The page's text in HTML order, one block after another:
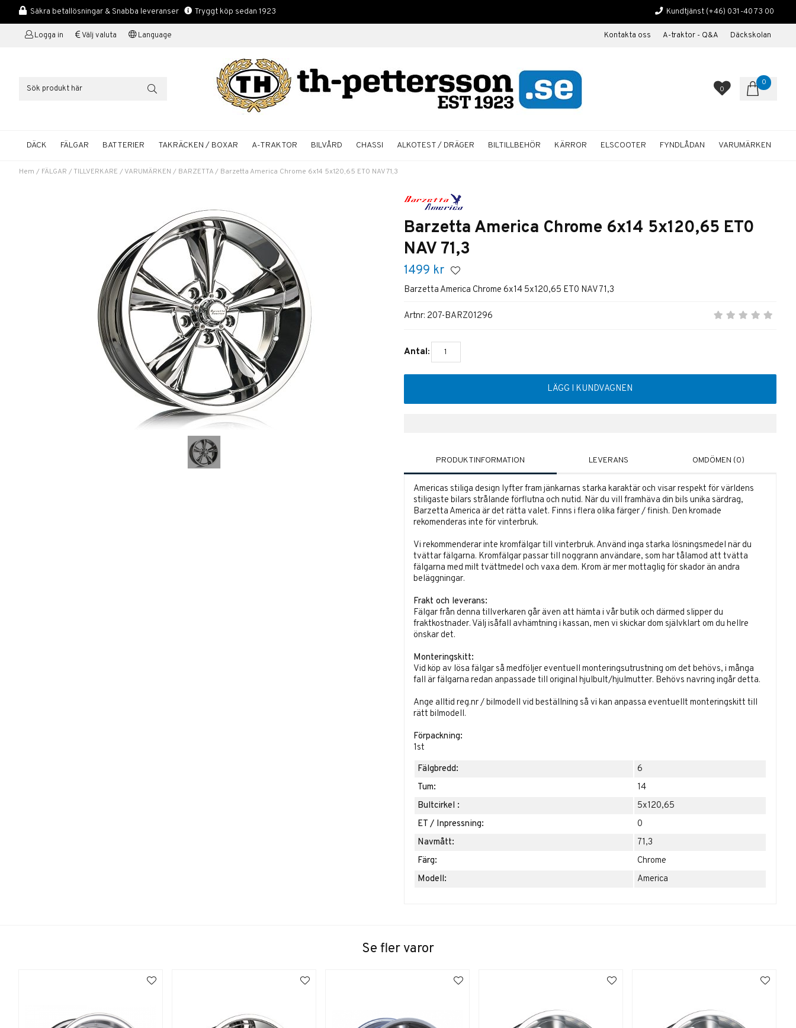
Säkra betallösningar & Snabba leveranser Tryggt köp sedan 1923 Kundtjänst (+46) 031-40 73 00
Logga in Välj valuta Language Kontakta oss A-traktor - Q&A Däckskolan
0
0
DÄCK FÄLGAR BATTERIER TAKRÄCKEN / BOXAR A-TRAKTOR BILVÅRD CHASSI ALKOTEST / DRÄGER BILTILLBEHÖR KÄRROR ELSCOOTER FYNDLÅDAN VARUMÄRKEN
Hem / FÄLGAR /TILLVERKARE / VARUMÄRKEN / BARZETTA/ Barzetta America Chrome 6x14 5x120,65 ET0 NAV 71,3
Barzetta America Chrome 6x14 5x120,65 ET0
NAV 71,3
1499 kr
Barzetta America Chrome 6x14 5x120,65 ET0 NAV 71,3
Artnr: 207-BARZ01296
Antal:
LÄGG I KUNDVAGNEN
PRODUKTINFORMATION
Americas stiliga design lyfter fram jänkarnas starka karaktär och visar respekt för världens
stiligaste bilars strålande förflutna och nutid. När du vill framhäva din bils unika särdrag,
Barzetta America är det rätta valet. Finns i flera olika färger / finish. Den kromade
rekomenderas inte för vinterbruk.
Vi rekommenderar inte kromfälgar till vinterbruk. Använd inga starka lösningsmedel när du
tvättar fälgarna. Kromfälgar passar till noggrann användare, som har tålamod att tvätta
fälgarna med milt tvättmedel och vaxa dem. Krom är mer mottaglig för skador än andra
beläggningar.
Frakt och leverans:
Fälgar från denna tillverkaren går även att hämta i vår butik och därmed slipper du
fraktkostnader. Välj isåfall avhämtning i kassan, men vi skickar dom självklart om du hellre
önskar det.
Monteringskitt:
Vid köp av lösa fälgar så medföljer eventuell monteringsutrustning om det behövs, i många
fall är fälgarna redan anpassade till original hjulbult/hjulmutter. Behövs navring ingår detta.
Ange alltid reg.nr / bilmodell vid beställning så vi kan anpassa eventuellt monteringskitt till
rätt bilmodell.
Förpackning:
1st
Fälgbredd:
6
Tum:
14
Bultcirkel :
5x120,65
ET / Inpressning:
0
Navmått:
71,3
Färg:
Chrome
Modell:
America
LEVERANS OMDÖMEN (0)
Se fler varor